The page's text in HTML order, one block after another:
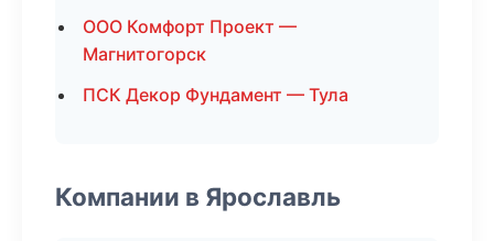
ООО Комфорт Проект —
Магнитогорск
ПСК Декор Фундамент — Тула
Компании в Ярославль